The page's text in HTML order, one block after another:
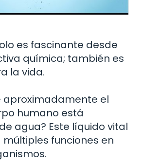
es fascinante desde
química; también es
la vida.
aproximadamente el
humano está
agua? Este líquido vital
funciones en